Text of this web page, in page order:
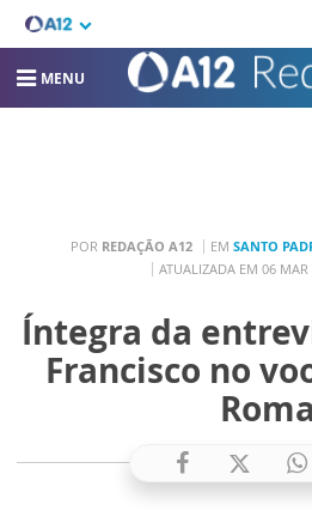
MENU
POR REDAÇÃO A12 EM SANTO
ATUALIZADA EM 06
Íntegra da
Francisco no
Roma